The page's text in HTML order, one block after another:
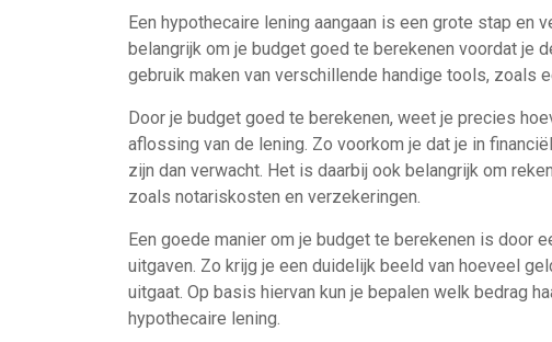
Een hypothecaire lening aangaan is een grote stap en
belangrijk om je budget goed te berekenen voordat je
gebruik maken van verschillende handige tools, zoals
Door je budget goed te berekenen, weet je precies
aflossing van de lening. Zo voorkom je dat je in
zijn dan verwacht. Het is daarbij ook belangrijk om
zoals notariskosten en verzekeringen.
Een goede manier om je budget te berekenen is door
uitgaven. Zo krijg je een duidelijk beeld van hoeveel
uitgaat. Op basis hiervan kun je bepalen welk bedrag
hypothecaire lening.